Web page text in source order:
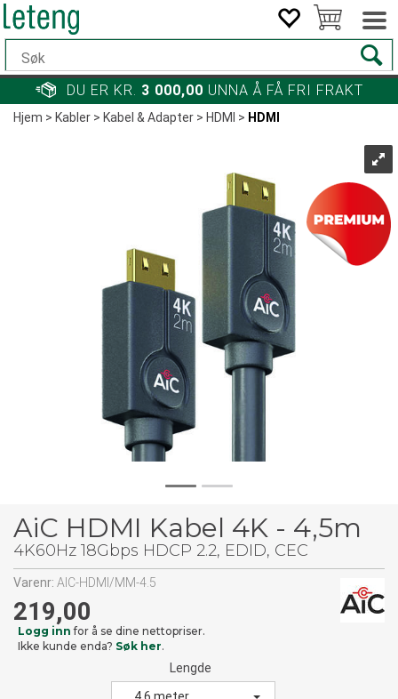
DU ER KR. 3 000,00 UNNA Å FÅ FRI FRAKT
Hjem>Kabler>Kabel & Adapter>HDMI > HDMI
AiC HDMI Kabel 4K - 4,5m
4K60Hz 18Gbps HDCP 2.2, EDID, CEC
Varenr: AIC-HDMI/MM-4.5
219,00
Logg inn for å se dine nettopriser.
Ikke kunde enda? Søk her.
Lengde